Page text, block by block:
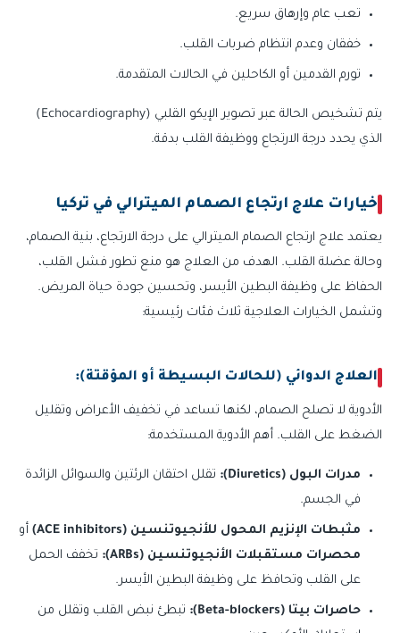
تعب عام وإرهاق سريع.
خفقان وعدم انتظام ضربات القلب.
تورم القدمين أو الكاحلين في الحالات المتقدمة.
يتم تشخيص الحالة عبر تصوير الإيكو القلبي (Echocardiography)
الذي يحدد درجة الارتجاع ووظيفة القلب بدقة.
خيارات علاج ارتجاع الصمام الميترالي في تركيا
يعتمد علاج ارتجاع الصمام الميترالي على درجة الارتجاع، بنية الصمام،
وحالة عضلة القلب. الهدف من العلاج هو منع تطور فشل القلب،
الحفاظ على وظيفة البطين الأيسر، وتحسين جودة حياة المريض.
وتشمل الخيارات العلاجية ثلاث فئات رئيسية:
العلاج الدوائي (للحالات البسيطة أو المؤقتة):
الأدوية لا تصلح الصمام، لكنها تساعد في تخفيف الأعراض وتقليل
الضغط على القلب. أهم الأدوية المستخدمة:
مدرات البول (Diuretics):
تقلل احتقان الرئتين والسوائل الزائدة
في الجسم.
مثبطات الإنزيم المحول للأنجيوتنسين (ACE inhibitors)
أو
محصرات مستقبلات الأنجيوتنسين (ARBs):
تخفف الحمل
على القلب وتحافظ على وظيفة البطين الأيسر.
حاصرات بيتا (Beta-blockers):
تبطئ نبض القلب وتقلل من